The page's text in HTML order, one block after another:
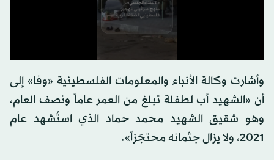
seconds
of
seconds
وأشارت وكالة الأنباء والمعلومات الفلسطينية «وفا» إلى
أن «الشهيد أب لطفلة تبلغ من العمر عاماً ونصف العام،
وهو شقيق الشهيد محمد حماد الذي استُشهد عام
2021، ولا يزال جثمانه محتجَزاً».